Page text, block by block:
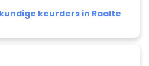
keurders in Raalte